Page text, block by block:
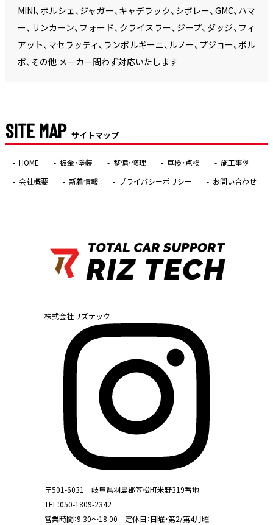
MINI、ポルシェ、ジャガー、キャデラック、シボレー、GMC、ハマ
ー、リンカーン、フォード、クライスラー、ジープ、ダッジ、フィ
アット、マセラッティ、ランボルギーニ、ルノー、プジョー、ボル
ボ、その他 メーカー問わず対応いたします
SITE MAP サイトマップ
HOME 板金・塗装 整備・修理 車検・点検
施工事例
会社概要
新着情報 プライバシーポリシー お問い合わせ
株式会社リズテック
〒501-6031 岐阜県羽島郡笠松町米野319番地
TEL：050-1809-2342
営業時間：9:30～18:00 定休日：日曜・第2/第4月曜